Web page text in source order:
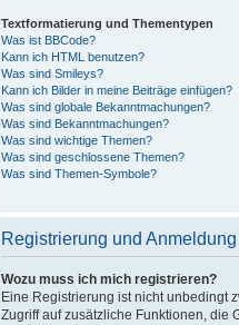
Textformatierung und Thementypen
Was ist BBCode?
Kann ich HTML benutzen?
Was sind Smileys?
Kann ich Bilder in meine Beiträge einfügen?
Was sind globale Bekanntmachungen?
Was sind Bekanntmachungen?
Was sind wichtige Themen?
Was sind geschlossene Themen?
Was sind Themen-Symbole?
Registrierung und Anmeldung
Wozu muss ich mich registrieren?
Eine Registrierung ist nicht unbedingt
Zugriff auf zusätzliche Funktionen, die